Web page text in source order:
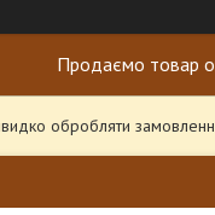
Продаємо товар
обробляти